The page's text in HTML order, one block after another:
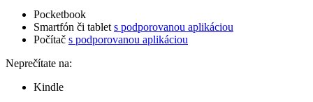
Pocketbook
Smartfón či tablet s podporovanou aplikáciou
Počítač s podporovanou aplikáciou
Neprečítate na:
Kindle